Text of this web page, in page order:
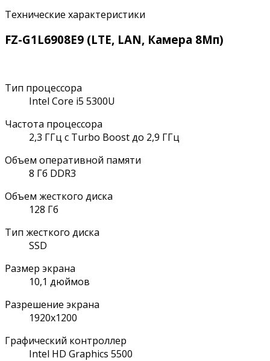
Технические характеристики
FZ-G1L6908E9 (LTE, LAN, Камера 8Мп)
Тип процессора
Intel Core i5 5300U
Частота процессора
2,3 ГГц с Turbo Boost до 2,9 ГГц
Объем оперативной памяти
8 Гб DDR3
Объем жесткого диска
128 Гб
Тип жесткого диска
SSD
Размер экрана
10,1 дюймов
Разрешение экрана
1920x1200
Графический контроллер
Intel HD Graphics 5500